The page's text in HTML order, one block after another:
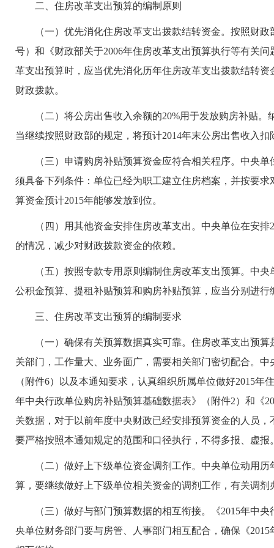
二、住房改革支出预算的编制原则
（一）优先消化住房改革支出拨款结转资金。按照财政
号）和《财政部关于2006年住房改革支出预算执行等有关
革支出预算时，应当优先消化历年住房改革支出拨款结转
财政拨款。
（二）将公房出售收入余额的20%用于发放购房补贴。
当继续按照财政部的规定，将预计2014年末公房出售收入
（三）申请购房补贴预算资金应符合相关程序。中央单
须具备下列条件：单位已经为职工建立住房档案，并按要
算资金预计2015年能够发放到位。
（四）用其他资金安排住房改革支出。中央单位在安排
的情况，减少对财政拨款资金的依赖。
（五）按照专款专用原则编制住房改革支出预算。中央
公积金预算、提租补贴预算和购房补贴预算，应当分别进
三、住房改革支出预算的编制要求
（一）确保有关预算数据真实可靠。住房改革支出预算
关部门，工作量大、业务面广，需要相关部门密切配合。
（附件6）以及本通知要求，认真组织所属单位做好2015
年中央行政单位购房补贴预算基础数据表》（附件2）和《
关数据，对于以前年度中央财政已经安排预算资金的人员
要严格按照本通知规定的范围和口径执行，不得多报、虚报
（二）做好上下级单位资金调剂工作。中央单位动用历
算，要继续做好上下级单位相关资金的调剂工作，有关调
（三）做好与部门预算数据的相互衔接。《2015年中央
央单位财务部门要与房管、人事部门相互配合，确保《